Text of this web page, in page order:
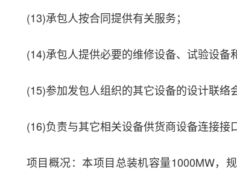
(13)承包人按合同提供有关服务；
(14)承包人提供必要的维修设备、试验设备
(15)参加发包人组织的其它设备的设计联络
(16)负责与其它相关设备供货商设备连接接
项目概况：本项目总装机容量1000MW，